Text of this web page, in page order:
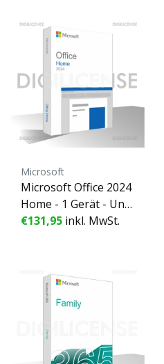
Microsoft
Microsoft Office 2024
Home - 1 Gerät - Unb
efristete Lizenz
€131,95 inkl. MwSt.